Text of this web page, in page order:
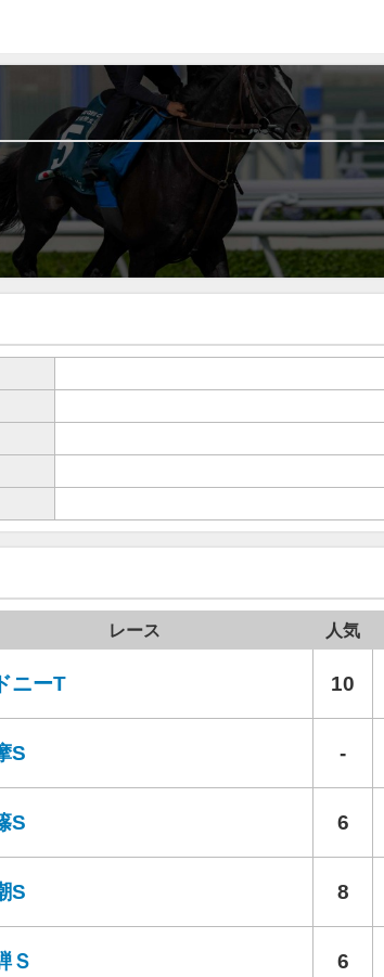
レース 人気
ニーT 10
S -
S 6
S 8
Ｓ 6